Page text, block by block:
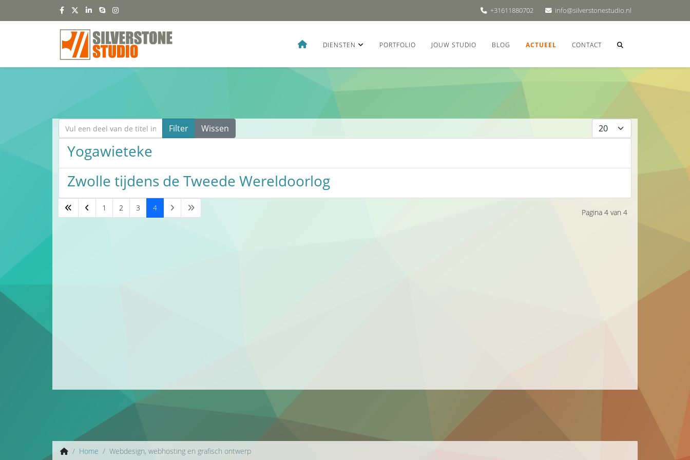
+31611880702 info@silverstonestudio.nl
DIENSTEN PORTFOLIO JOUW STUDIO BLOG ACTUEEL CONTACT
Vul een deel van de titel in Filter Wissen Toon #
Yogawieteke
Zwolle tijdens de Tweede Wereldoorlog
Pagina 4 van 4
1 2 3 4
Home Webdesign, webhosting en grafisch ontwerp